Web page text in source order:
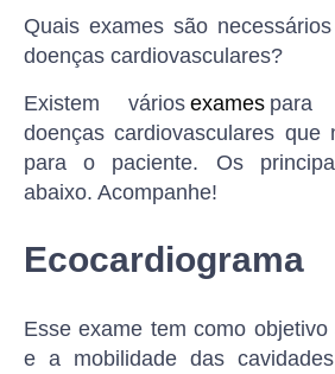
Quais exames são
doenças cardiovasculares?
Existem váriosexames para
doenças cardiovasculares que
para o paciente. Os
abaixo. Acompanhe!
Ecocardiograma
Esse exame tem como
e a mobilidade das